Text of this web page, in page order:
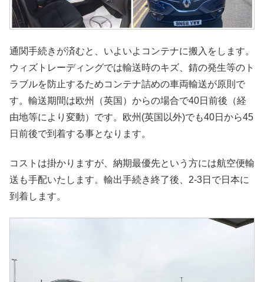
通関手続きが済むと、いよいよコンテナに搬入をします。
ウィズトレーディングでは輸送時のキズ、錆の発生等のト
ラブルを防止するためコンテナ詰めの車両輸送が原則で
す。輸送期間は欧州（英国）からの場合で40日前後（経
由地等により変動）です。欧州(英国以外)でも40日から45
日前後で到着する事となります。
コストは掛かりますが、納期最優先という方には航空便輸
送も手配いたします。輸出手続き終了後、2-3日で日本に
到着します。